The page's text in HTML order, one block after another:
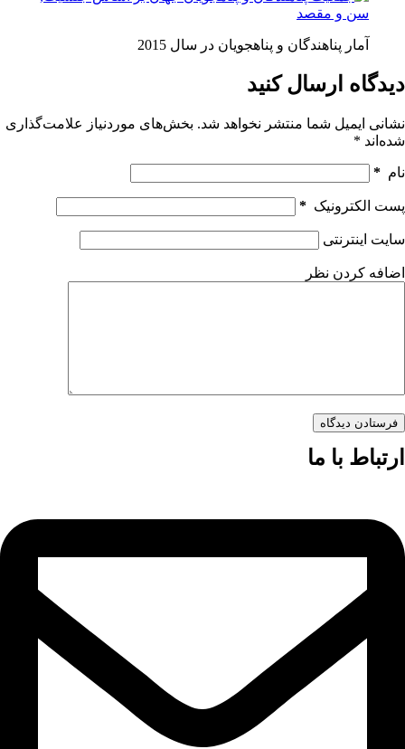
آمار پناهندگان و پناهجويان در سال 2015
دیدگاه ارسال کنید
نشانی ایمیل شما منتشر نخواهد شد. بخش‌های موردنیاز علامت‌گذاری
شده‌اند *
نام *
پست الکترونیک *
سایت اینترنتی
اضافه کردن نظر
فرستادن دیدگاه
ارتباط با ما